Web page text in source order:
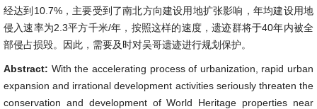
经达到10.7%，主要受到了南北方向建设用地扩张影响，年均建设用地
侵入速率为2.3平方千米/年，按照这样的速度，遗迹群将于40年内被全
部侵占损毁。因此，需要及时对吴哥遗迹进行规划保护。
Abstract: With the accelerating process of urbanization, rapid urban
expansion and irrational development activities seriously threaten the
conservation and development of World Heritage properties near